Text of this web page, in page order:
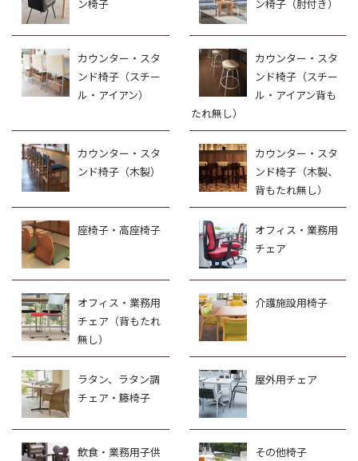
ン椅子 ン椅子（肘付き）
カウンター・スタ
ンド椅子（スチー
ル・アイアン）
カウンター・スタ
ンド椅子（スチー
ル・アイアン背も
たれ無し）
カウンター・スタ
ンド椅子（木製）
カウンター・スタ
ンド椅子（木製、
背もたれ無し）
座椅子・高座椅子
オフィス・業務用
チェア
オフィス・業務用
チェア（背もたれ
無し）
介護施設用椅子
ラタン、ラタン調
チェア・籐椅子
屋外用チェア
飲食・業務用子供
その他椅子